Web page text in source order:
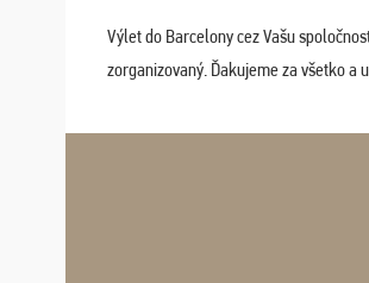
Výlet do Barcelony cez Vašu
zorganizovaný. Ďakujeme za všetko a